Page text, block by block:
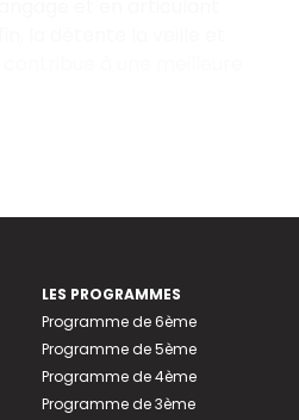
LES PROGRAMMES
Programme de 6ème
Programme de 5ème
Programme de 4ème
Programme de 3ème